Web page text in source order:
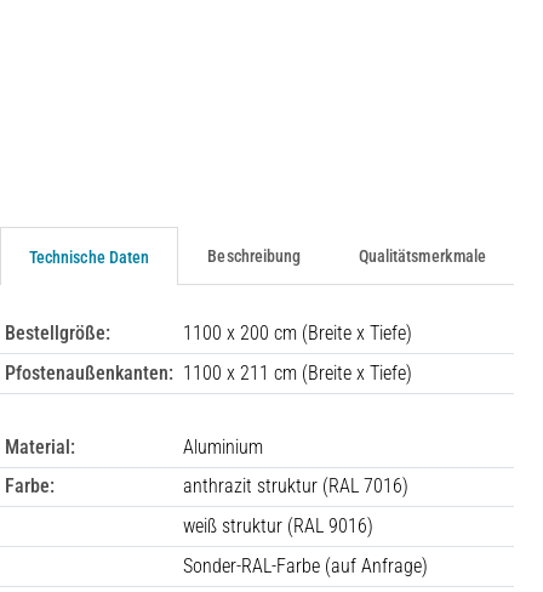
Technische Daten Beschreibung Qualitätsmerkmale
Bestellgröße:
1100 x 200 cm (Breite x Tiefe)
Pfostenaußenkanten: 1100 x 211 cm (Breite x Tiefe)
Material:
Aluminium
Farbe:
anthrazit struktur (RAL 7016)
weiß struktur (RAL 9016)
Sonder-RAL-Farbe (auf Anfrage)